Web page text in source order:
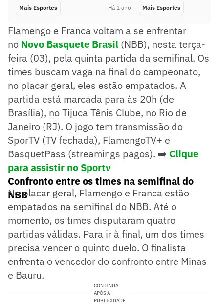
Mais Esportes Há 1 ano Mais Esportes
Flamengo e Franca voltam a se enfrentar
no Novo Basquete Brasil (NBB), nesta terça-
feira (03), pela quinta partida da semifinal. Os
times buscam vaga na final do campeonato,
no placar geral, eles estão empatados. A
partida está marcada para às 20h (de
Brasília), no Tijuca Tênis Clube, no Rio de
Janeiro (RJ). O jogo tem transmissão do
SporTV (TV fechada), FlamengoTV+ e
BasquetPass (streamings pagos). ➡️ Clique
para assistir no Sportv
Confronto entre os times na semifinal do
NBB
No placar geral, Flamengo e Franca estão
empatados na semifinal do NBB. Até o
momento, os times disputaram quatro
partidas válidas. Para ir à final, um dos times
precisa vencer o quinto duelo. O finalista
enfrenta o vencedor do confronto entre Minas
e Bauru.
CONTINUA
APÓS A
PUBLICIDADE